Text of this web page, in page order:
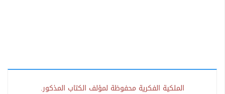
الملكية الفكرية محفوظة لمؤلف الكتاب المذكور.